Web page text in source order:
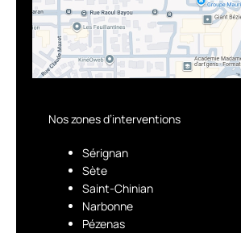
Nos zones d’interventions
Sérignan
Sète
Saint-Chinian
Narbonne
Pézenas